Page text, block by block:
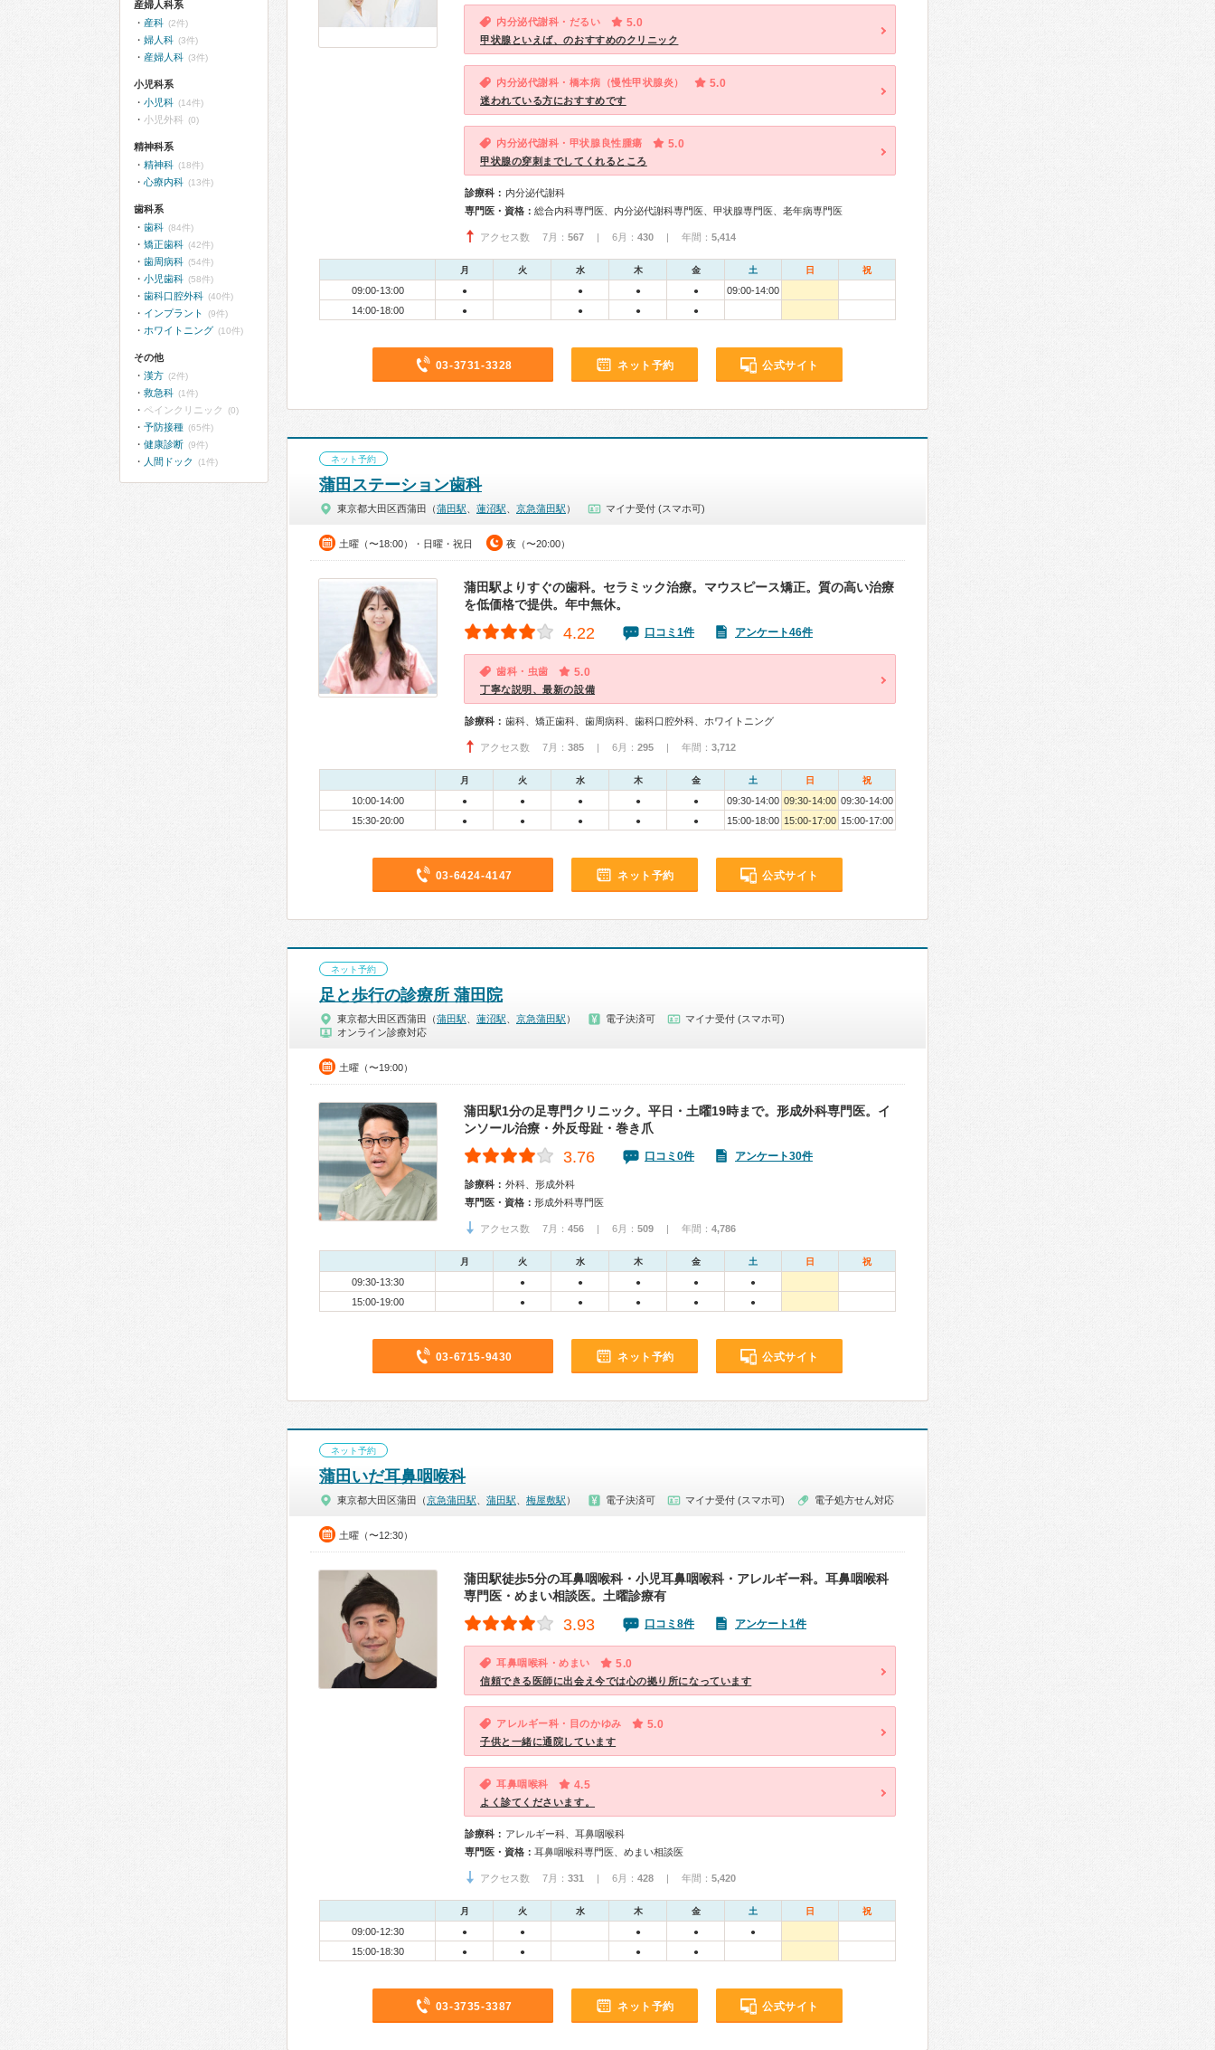
内分泌代謝科・だるい 5.0
甲状腺といえば、のおすすめのクリニック
内分泌代謝科・橋本病（慢性甲状腺炎） 5.0
迷われている方におすすめです
内分泌代謝科・甲状腺良性腫瘍 5.0
甲状腺の穿刺までしてくれるところ
診療科： 内分泌代謝科
専門医・資格： 総合内科専門医、内分泌代謝科専門医、甲状腺専門医、老年病専門医
アクセス数 7月： 567 | 6月： 430 | 年間： 5,414
月 火 水 木 金 土 日 祝
09:00-13:00 ● ● ● ●
09:00-14:00
14:00-18:00
● ● ● ●
03-3731-3328 ネット予約 公式サイト
ネット予約
蒲田ステーション歯科
東京都大田区西蒲田（蒲田駅 蓮沼駅 京急蒲田駅 ） マイナ受付 (スマホ可)
土曜（〜18:00）・日曜・祝日 夜（〜20:00）
蒲田駅よりすぐの歯科。セラミック治療。マウスピース矯正。質の高い治療
を低価格で提供。年中無休。
4.22 口コミ1件 アンケート46件
歯科・虫歯 5.0
丁寧な説明、最新の設備
診療科： 歯科、矯正歯科、歯周病科、歯科口腔外科、ホワイトニング
アクセス数 7月： 385 | 6月： 295 | 年間： 3,712
月 火 水 木 金 土 日 祝
10:00-14:00 ● ● ● ● ● 09:30-14:00 09:30-14:00 09:30-14:00
15:30-20:00
● ● ● ● ● 15:00-18:00 15:00-17:00 15:00-17:00
03-6424-4147 ネット予約 公式サイト
ネット予約
足と歩行の診療所 蒲田院
東京都大田区西蒲田（蒲田駅 蓮沼駅 京急蒲田駅 ） 電子決済可
マイナ受付 (スマホ可)
オンライン診療対応
土曜（〜19:00）
蒲田駅1分の足専門クリニック。平日・土曜19時まで。形成外科専門医。イ
ンソール治療・外反母趾・巻き爪
3.76 口コミ0件 アンケート30件
診療科： 外科、形成外科
専門医・資格： 形成外科専門医
アクセス数 7月： 456 | 6月： 509 | 年間： 4,786
月 火 水 木 金 土 日 祝
09:30-13:30 ● ● ● ● ●
15:00-19:00 ● ● ● ● ●
03-6715-9430 ネット予約 公式サイト
ネット予約
蒲田いだ耳鼻咽喉科
東京都大田区蒲田（京急蒲田駅 蒲田駅 梅屋敷駅 ） 電子決済可 マイナ受付 (スマホ可) 電子処方せん対応
土曜（〜12:30）
蒲田駅徒歩5分の耳鼻咽喉科・小児耳鼻咽喉科・アレルギー科。耳鼻咽喉科
専門医・めまい相談医。土曜診療有
3.93 口コミ8件 アンケート1件
耳鼻咽喉科・めまい 5.0
信頼できる医師に出会え今では心の拠り所になっています
アレルギー科・目のかゆみ 5.0
子供と一緒に通院しています
耳鼻咽喉科 4.5
よく診てくださいます。
診療科： アレルギー科、耳鼻咽喉科
専門医・資格： 耳鼻咽喉科専門医、めまい相談医
アクセス数 7月： 331 | 6月： 428 | 年間： 5,420
月 火 水 木 金 土 日 祝
09:00-12:30 ● ● ● ● ●
15:00-18:30 ● ● ● ●
03-3735-3387 ネット予約 公式サイト
産婦人科系
産科 (2件)
婦人科 (3件)
産婦人科 (3件)
小児科系
小児科 (14件)
小児外科 (0)
精神科系
精神科 (18件)
心療内科 (13件)
歯科系
歯科 (84件)
矯正歯科 (42件)
歯周病科 (54件)
小児歯科 (58件)
歯科口腔外科 (40件)
インプラント (9件)
ホワイトニング (10件)
その他
漢方 (2件)
救急科 (1件)
ペインクリニック (0)
予防接種 (65件)
健康診断 (9件)
人間ドック (1件)